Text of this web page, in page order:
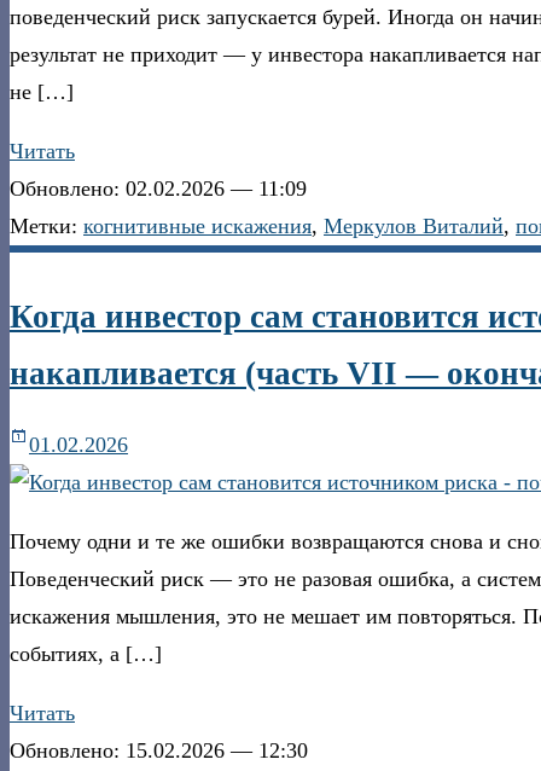
поведенческий риск запускается бурей. Иногда он
результат не приходит — у инвестора накапливается
не […]
Читать
Обновлено: 02.02.2026 — 11:09
Метки: когнитивные искажения, Меркулов Виталий,
Когда инвестор сам становится
накапливается (часть VII —
01.02.2026
Почему одни и те же ошибки возвращаются снова и
Поведенческий риск — это не разовая ошибка, а
искажения мышления, это не мешает им повторяться.
событиях, а […]
Читать
Обновлено: 15.02.2026 — 12:30